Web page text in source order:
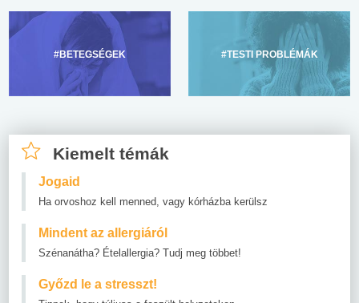
#BETEGSÉGEK #TESTI PROBLÉMÁK
Kiemelt témák
Jogaid
Ha orvoshoz kell menned, vagy kórházba kerülsz
Mindent az allergiáról
Szénanátha? Ételallergia? Tudj meg többet!
Győzd le a stresszt!